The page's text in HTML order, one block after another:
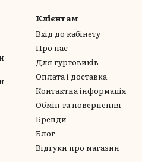
Клієнтам
Вхід до кабінету
Про нас
Для гуртовиків
Оплата і доставка
Контактна інформація
Обмін та повернення
Бренди
Блог
Відгуки про магазин